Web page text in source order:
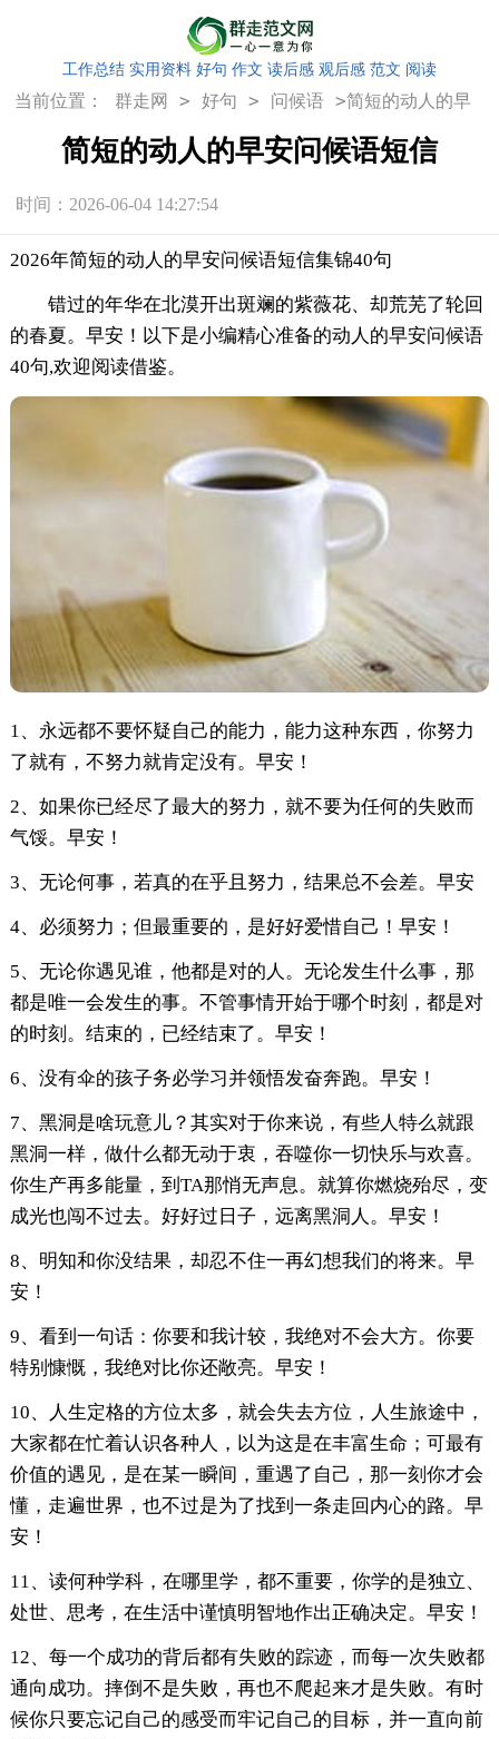
工作总结 实用资料 好句 作文 读后感 观后感 范文 阅读
当前位置： 群走网 > 好句 > 问候语 >简短的动人的早
安问候语短信
简短的动人的早安问候语短信
时间：2026-06-04 14:27:54
2026年简短的动人的早安问候语短信集锦40句
错过的年华在北漠开出斑斓的紫薇花、却荒芜了轮回
的春夏。早安！以下是小编精心准备的动人的早安问候语
40句,欢迎阅读借鉴。
1、永远都不要怀疑自己的能力，能力这种东西，你努力
了就有，不努力就肯定没有。早安！
2、如果你已经尽了最大的努力，就不要为任何的失败而
气馁。早安！
3、无论何事，若真的在乎且努力，结果总不会差。早安
4、必须努力；但最重要的，是好好爱惜自己！早安！
5、无论你遇见谁，他都是对的人。无论发生什么事，那
都是唯一会发生的事。不管事情开始于哪个时刻，都是对
的时刻。结束的，已经结束了。早安！
6、没有伞的孩子务必学习并领悟发奋奔跑。早安！
7、黑洞是啥玩意儿？其实对于你来说，有些人特么就跟
黑洞一样，做什么都无动于衷，吞噬你一切快乐与欢喜。
你生产再多能量，到TA那悄无声息。就算你燃烧殆尽，变
成光也闯不过去。好好过日子，远离黑洞人。早安！
8、明知和你没结果，却忍不住一再幻想我们的将来。早
安！
9、看到一句话：你要和我计较，我绝对不会大方。你要
特别慷慨，我绝对比你还敞亮。早安！
10、人生定格的方位太多，就会失去方位，人生旅途中，
大家都在忙着认识各种人，以为这是在丰富生命；可最有
价值的遇见，是在某一瞬间，重遇了自己，那一刻你才会
懂，走遍世界，也不过是为了找到一条走回内心的路。早
安！
11、读何种学科，在哪里学，都不重要，你学的是独立、
处世、思考，在生活中谨慎明智地作出正确决定。早安！
12、每一个成功的背后都有失败的踪迹，而每一次失败都
通向成功。摔倒不是失败，再也不爬起来才是失败。有时
候你只要忘记自己的感受而牢记自己的目标，并一直向前